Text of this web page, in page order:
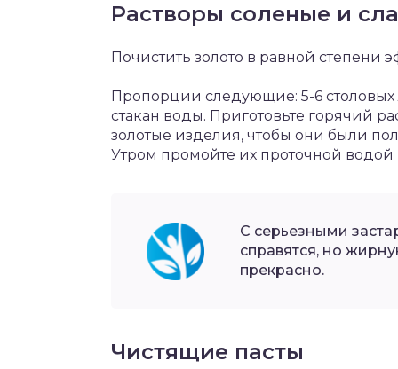
Растворы соленые и
Почистить золото в равной степени
Пропорции следующие: 5-6 столовых
стакан воды. Приготовьте горячий
золотые изделия, чтобы они были
Утром промойте их проточной
С серьезными
справятся, но
прекрасно.
Чистящие пасты